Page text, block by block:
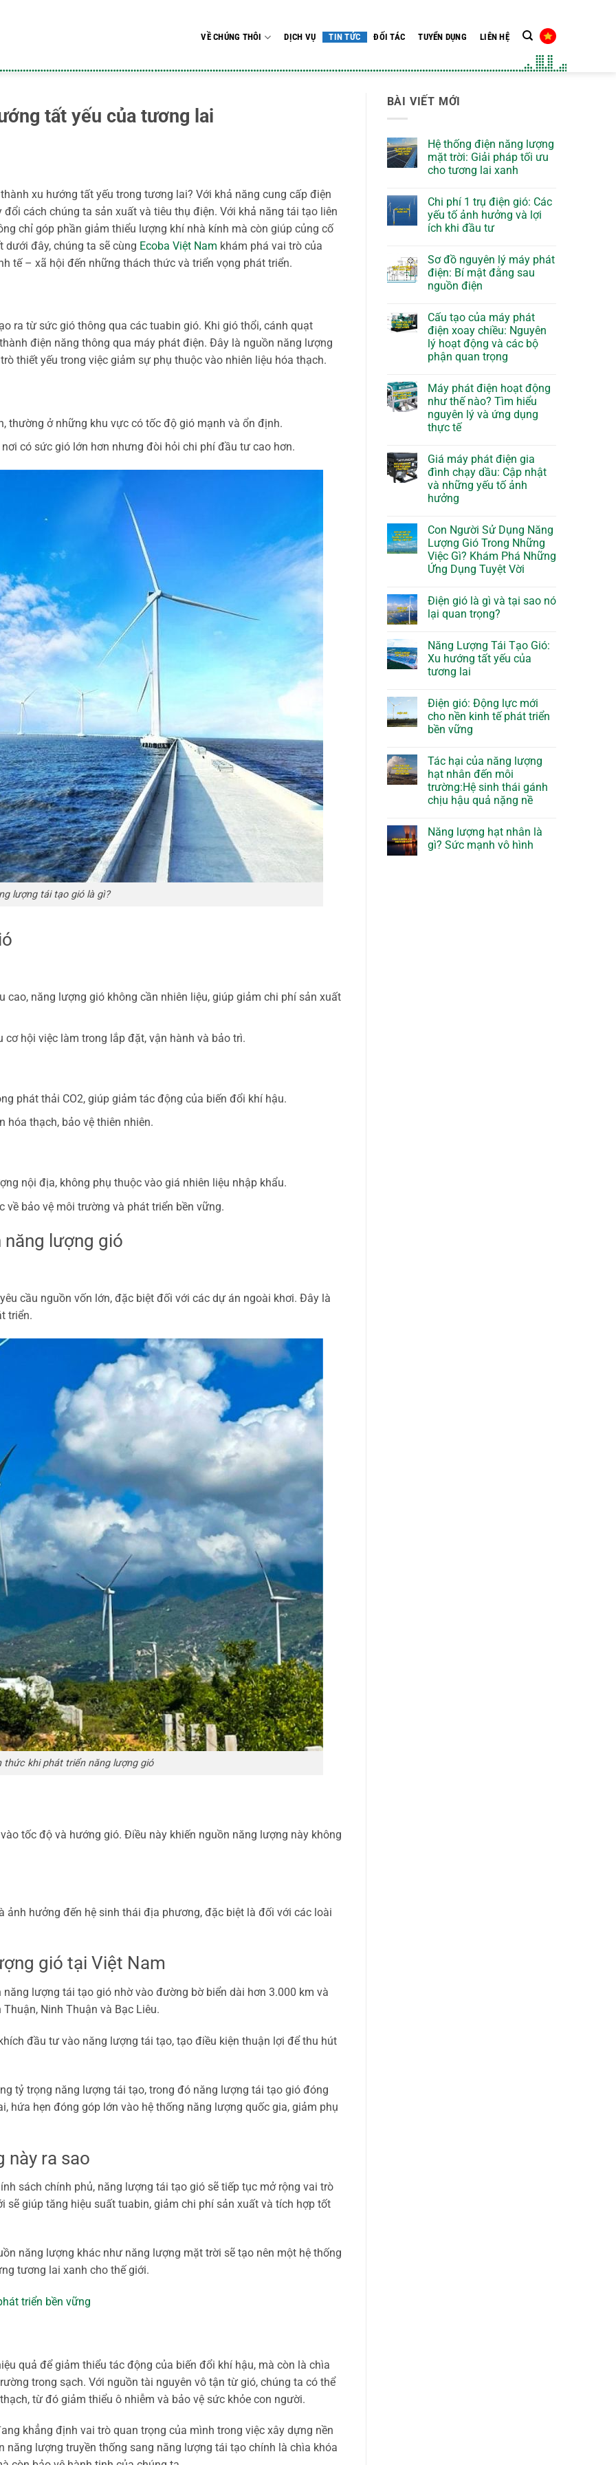
VỀ CHÚNG THÔI DỊCH VỤ TIN TỨC ĐỐI TÁC TUYỂN DỤNG LIÊN HỆ
tất yếu của tương lai
xu hướng tất yếu trong tương lai? Với khả năng cung cấp điện
cách chúng ta sản xuất và tiêu thụ điện. Với khả năng tái tạo liên
chỉ góp phần giảm thiểu lượng khí nhà kính mà còn giúp củng cố
dưới đây, chúng ta sẽ cùng Ecoba Việt Nam khám phá vai trò của
tế – xã hội đến những thách thức và triển vọng phát triển.
ra từ sức gió thông qua các tuabin gió. Khi gió thổi, cánh quạt
điện năng thông qua máy phát điện. Đây là nguồn năng lượng
thiết yếu trong việc giảm sự phụ thuộc vào nhiên liệu hóa thạch.
thường ở những khu vực có tốc độ gió mạnh và ổn định.
có sức gió lớn hơn nhưng đòi hỏi chi phí đầu tư cao hơn.
lượng tái tạo gió là gì?
năng lượng gió không cần nhiên liệu, giúp giảm chi phí sản xuất
hội việc làm trong lắp đặt, vận hành và bảo trì.
phát thải CO2, giúp giảm tác động của biến đổi khí hậu.
hóa thạch, bảo vệ thiên nhiên.
nội địa, không phụ thuộc vào giá nhiên liệu nhập khẩu.
bảo vệ môi trường và phát triển bền vững.
lượng gió
cầu nguồn vốn lớn, đặc biệt đối với các dự án ngoài khơi. Đây là
triển.
thức khi phát triển năng lượng gió
tốc độ và hướng gió. Điều này khiến nguồn năng lượng này không
ảnh hưởng đến hệ sinh thái địa phương, đặc biệt là đối với các loài
gió tại Việt Nam
lượng tái tạo gió nhờ vào đường bờ biển dài hơn 3.000 km và
Ninh Thuận và Bạc Liêu.
đầu tư vào năng lượng tái tạo, tạo điều kiện thuận lợi để thu hút
tỷ trọng năng lượng tái tạo, trong đó năng lượng tái tạo gió đóng
hứa hẹn đóng góp lớn vào hệ thống năng lượng quốc gia, giảm phụ
này ra sao
sách chính phủ, năng lượng tái tạo gió sẽ tiếp tục mở rộng vai trò
sẽ giúp tăng hiệu suất tuabin, giảm chi phí sản xuất và tích hợp tốt
năng lượng khác như năng lượng mặt trời sẽ tạo nên một hệ thống
tương lai xanh cho thế giới.
triển bền vững
quả để giảm thiểu tác động của biến đổi khí hậu, mà còn là chìa
trong sạch. Với nguồn tài nguyên vô tận từ gió, chúng ta có thể
từ đó giảm thiểu ô nhiễm và bảo vệ sức khỏe con người.
khẳng định vai trò quan trọng của mình trong việc xây dựng nền
năng lượng truyền thống sang năng lượng tái tạo chính là chìa khóa
BÀI VIẾT MỚI
Hệ thống điện năng lượng
mặt trời: Giải pháp tối ưu
cho tương lai xanh
Chi phí 1 trụ điện gió: Các
yếu tố ảnh hưởng và lợi
ích khi đầu tư
Sơ đồ nguyên lý máy phát
điện: Bí mật đằng sau
nguồn điện
Cấu tạo của máy phát
điện xoay chiều: Nguyên
lý hoạt động và các bộ
phận quan trọng
Máy phát điện hoạt động
như thế nào? Tìm hiểu
nguyên lý và ứng dụng
thực tế
Giá máy phát điện gia
đình chạy dầu: Cập nhật
và những yếu tố ảnh
hưởng
Con Người Sử Dụng Năng
Lượng Gió Trong Những
Việc Gì? Khám Phá Những
Ứng Dụng Tuyệt Vời
Điện gió là gì và tại sao nó
lại quan trọng?
Năng Lượng Tái Tạo Gió:
Xu hướng tất yếu của
tương lai
Điện gió: Động lực mới
cho nền kinh tế phát triển
bền vững
Tác hại của năng lượng
hạt nhân đến môi
trường:Hệ sinh thái gánh
chịu hậu quả nặng nề
Năng lượng hạt nhân là
gì? Sức mạnh vô hình